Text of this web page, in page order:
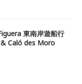
東南岸遊船行
Caló des Moro